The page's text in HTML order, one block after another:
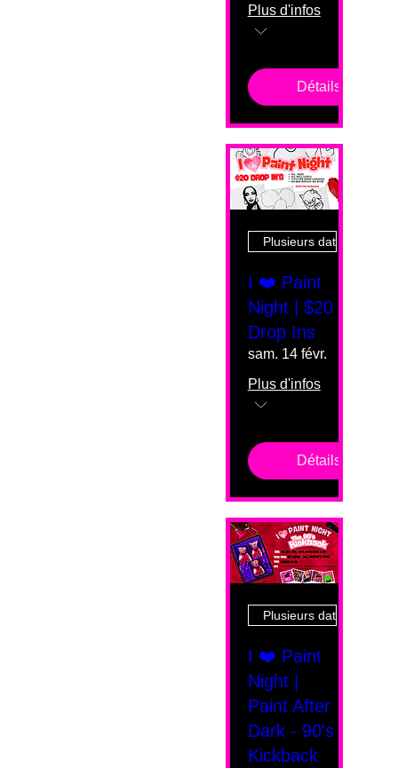
Plus d'infos
Détails
Plusieurs dates
I ❤️ Paint
Night | $20
Drop Ins
sam. 14 févr.
Plus d'infos
Détails
Plusieurs dates
I ❤️ Paint
Night |
Paint After
Dark - 90's
Kickback